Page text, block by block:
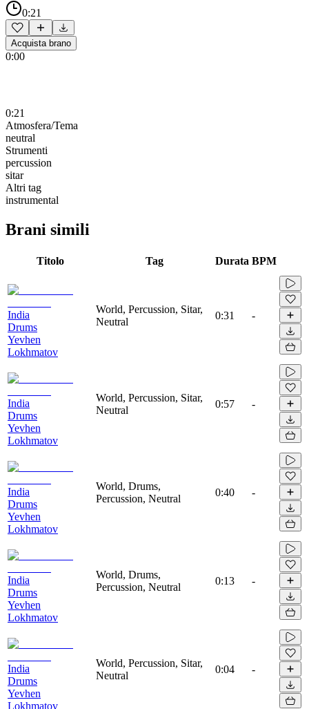
0:21
Acquista brano
0:00
0:21
Atmosfera/Tema
neutral
Strumenti
percussion
sitar
Altri tag
instrumental
Brani simili
Titolo Tag Durata BPM
India
Drums
Yevhen
Lokhmatov
World, Percussion, Sitar,
Neutral
0:31 -
India
Drums
Yevhen
Lokhmatov
World, Percussion, Sitar,
Neutral
0:57 -
India
Drums
Yevhen
Lokhmatov
World, Drums,
Percussion, Neutral
0:40 -
India
Drums
Yevhen
Lokhmatov
World, Drums,
Percussion, Neutral
0:13 -
India
Drums
Yevhen
Lokhmatov
World, Percussion, Sitar,
Neutral
0:04 -